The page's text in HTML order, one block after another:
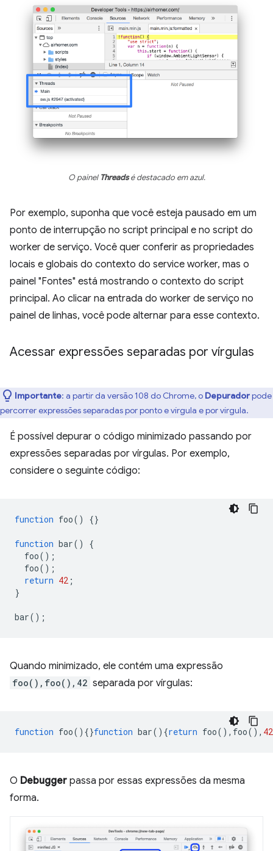
O painel Threadsé destacado em azul.
Por exemplo, suponha que você esteja pausado em um
ponto de interrupção no script principal e no script do
worker de serviço. Você quer conferir as propriedades
locais e globais do contexto do service worker, mas o
painel "Fontes" está mostrando o contexto do script
principal. Ao clicar na entrada do worker de serviço no
painel de linhas, você pode alternar para esse contexto.
Acessar expressões separadas por vírgulas
Importante: a partir da versão 108 do Chrome, o Depuradorpode
percorrer expressões separadas por ponto e vírgula e por vírgula.
É possível depurar o código minimizado passando por
expressões separadas por vírgulas. Por exemplo,
considere o seguinte código:
function foo() {}
function bar()
{
foo();
foo();
return 42 ;
}
bar();
Quando minimizado, ele contém uma expressão
foo(),foo(),42 separada por vírgulas:
function foo(){}function bar(){return foo(), foo(), 42
O Debugger passa por essas expressões da mesma
forma.